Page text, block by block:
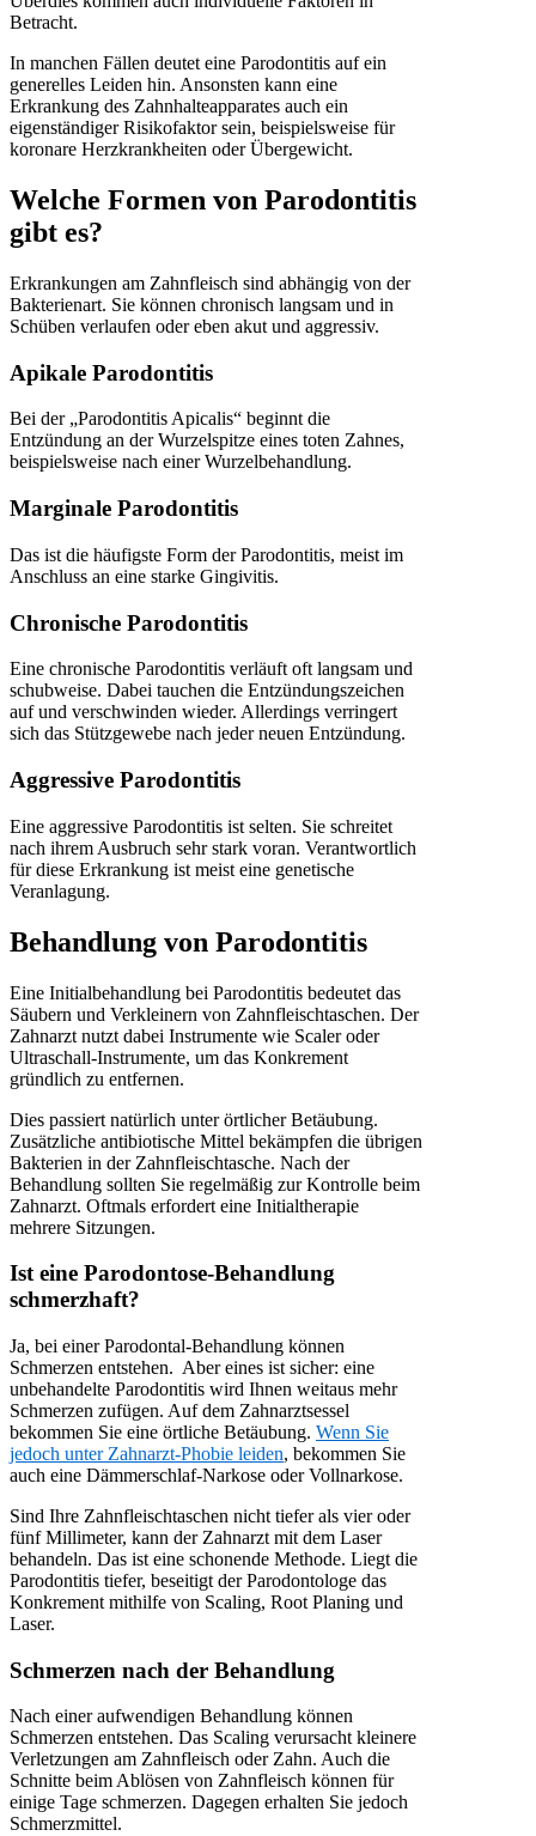
Betracht.
In manchen Fällen deutet eine Parodontitis auf ein
generelles Leiden hin. Ansonsten kann eine
Erkrankung des Zahnhalteapparates auch ein
eigenständiger Risikofaktor sein, beispielsweise für
koronare Herzkrankheiten oder Übergewicht.
Welche Formen von Parodontitis
gibt es?
Erkrankungen am Zahnfleisch sind abhängig von der
Bakterienart. Sie können chronisch langsam und in
Schüben verlaufen oder eben akut und aggressiv.
Apikale Parodontitis
Bei der „Parodontitis Apicalis“ beginnt die
Entzündung an der Wurzelspitze eines toten Zahnes,
beispielsweise nach einer Wurzelbehandlung.
Marginale Parodontitis
Das ist die häufigste Form der Parodontitis, meist im
Anschluss an eine starke Gingivitis.
Chronische Parodontitis
Eine chronische Parodontitis verläuft oft langsam und
schubweise. Dabei tauchen die Entzündungszeichen
auf und verschwinden wieder. Allerdings verringert
sich das Stützgewebe nach jeder neuen Entzündung.
Aggressive Parodontitis
Eine aggressive Parodontitis ist selten. Sie schreitet
nach ihrem Ausbruch sehr stark voran. Verantwortlich
für diese Erkrankung ist meist eine genetische
Veranlagung.
Behandlung von Parodontitis
Eine Initialbehandlung bei Parodontitis bedeutet das
Säubern und Verkleinern von Zahnfleischtaschen. Der
Zahnarzt nutzt dabei Instrumente wie Scaler oder
Ultraschall-Instrumente, um das Konkrement
gründlich zu entfernen.
Dies passiert natürlich unter örtlicher Betäubung.
Zusätzliche antibiotische Mittel bekämpfen die übrigen
Bakterien in der Zahnfleischtasche. Nach der
Behandlung sollten Sie regelmäßig zur Kontrolle beim
Zahnarzt. Oftmals erfordert eine Initialtherapie
mehrere Sitzungen.
Ist eine Parodontose-Behandlung
schmerzhaft?
Ja, bei einer Parodontal-Behandlung können
Schmerzen entstehen. Aber eines ist sicher: eine
unbehandelte Parodontitis wird Ihnen weitaus mehr
Schmerzen zufügen. Auf dem Zahnarztsessel
bekommen Sie eine örtliche Betäubung. Wenn Sie
jedoch unter Zahnarzt-Phobie leiden, bekommen Sie
auch eine Dämmerschlaf-Narkose oder Vollnarkose.
Sind Ihre Zahnfleischtaschen nicht tiefer als vier oder
fünf Millimeter, kann der Zahnarzt mit dem Laser
behandeln. Das ist eine schonende Methode. Liegt die
Parodontitis tiefer, beseitigt der Parodontologe das
Konkrement mithilfe von Scaling, Root Planing und
Laser.
Schmerzen nach der Behandlung
Nach einer aufwendigen Behandlung können
Schmerzen entstehen. Das Scaling verursacht kleinere
Verletzungen am Zahnfleisch oder Zahn. Auch die
Schnitte beim Ablösen von Zahnfleisch können für
einige Tage schmerzen. Dagegen erhalten Sie jedoch
Schmerzmittel.